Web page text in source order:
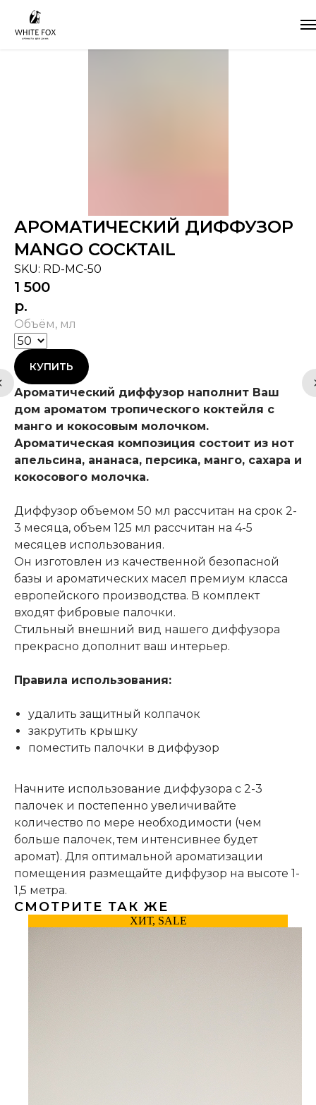
АРОМАТИЧЕСКИЙ ДИФФУЗОР
MANGO COCKTAIL
SKU: RD-MC-50
1 500
р.
Объём, мл
КУПИТЬ
Ароматический диффузор наполнит Ваш
дом ароматом тропического коктейля с
манго и кокосовым молочком.
Ароматическая композиция состоит из нот
апельсина, ананаса, персика, манго, сахара и
кокосового молочка.
Диффузор объемом 50 мл рассчитан на срок 2-
3 месяца, объем 125 мл рассчитан на 4-5
месяцев использования.
Он изготовлен из качественной безопасной
базы и ароматических масел премиум класса
европейского производства. В комплект
входят фибровые палочки.
Стильный внешний вид нашего диффузора
прекрасно дополнит ваш интерьер.
Правила использования:
удалить защитный колпачок
закрутить крышку
поместить палочки в диффузор
Начните использование диффузора с 2-3
палочек и постепенно увеличивайте
количество по мере необходимости (чем
больше палочек, тем интенсивнее будет
аромат). Для оптимальной ароматизации
помещения размещайте диффузор на высоте 1-
1,5 метра.
СМОТРИТЕ ТАК ЖЕ
ХИТ, SALE